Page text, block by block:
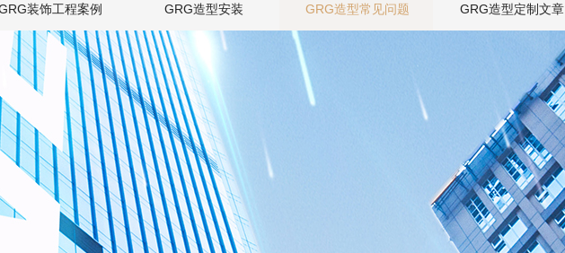
装饰工程案例 GRG造型安装 GRG造型常见问题 GRG造型定制文章